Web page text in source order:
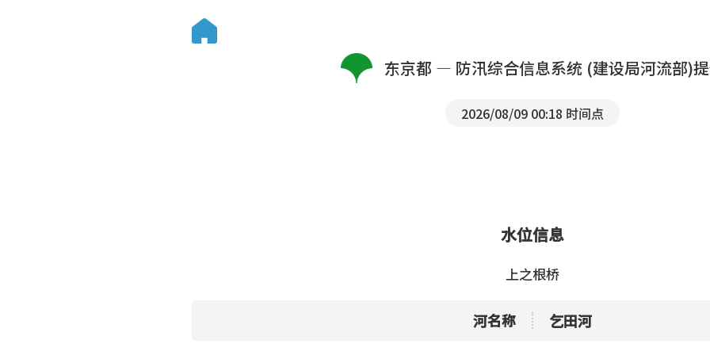
东京都 — 防汛综合信息系统 (建设局河流部)
2026/08/09 00:18 时间点
水位信息
上之根桥
河名称 乞田河